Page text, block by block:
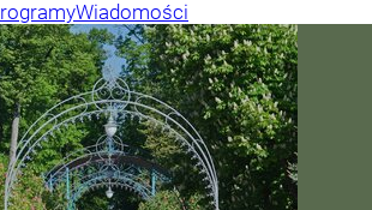
Wiadomości